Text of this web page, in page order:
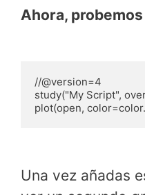
Ahora,
//@version=4
study("My Script",
plot(open,
Una vez añadas